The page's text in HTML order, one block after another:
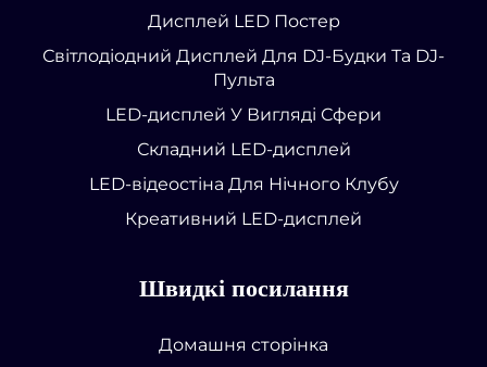
Дисплей LED Постер
Світлодіодний Дисплей Для DJ-Будки Та DJ-
Пульта
LED-дисплей У Вигляді Сфери
Складний LED-дисплей
LED-відеостіна Для Нічного Клубу
Креативний LED-дисплей
Швидкі посилання
Домашня сторінка